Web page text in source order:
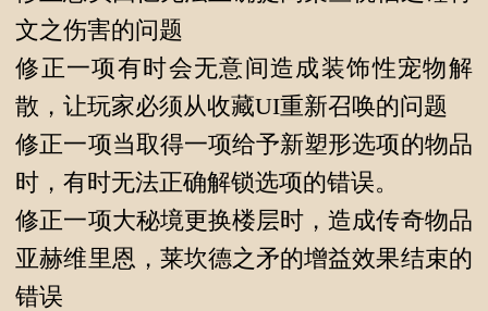
文之伤害的问题
修正一项有时会无意间造成装饰性宠物解
散，让玩家必须从收藏UI重新召唤的问题
修正一项当取得一项给予新塑形选项的物品
时，有时无法正确解锁选项的错误。
修正一项大秘境更换楼层时，造成传奇物品
亚赫维里恩，莱坎德之矛的增益效果结束的
错误